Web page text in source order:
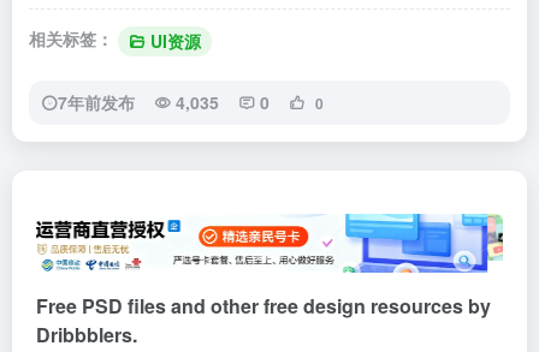
相关标签： UI资源
7年前发布 4,035 0 0
Free PSD files and other free design resources by
Dribbblers.